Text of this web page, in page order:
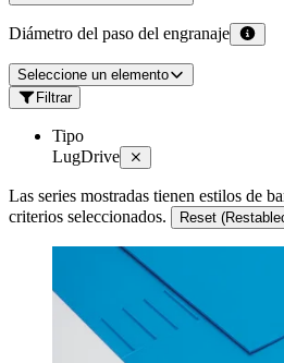
Diámetro del paso del engranaje
Seleccione un elemento
Filtrar
Tipo
LugDrive
Las series mostradas tienen estilos de
criterios seleccionados.
Reset